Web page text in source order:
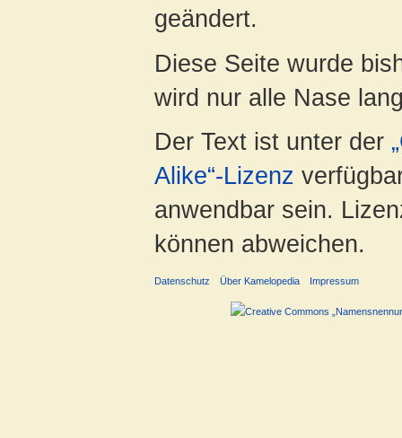
geändert.
Diese Seite wurde
wird nur alle Nase
Der Text ist unter der
Alike“-Lizenz
anwendbar sein.
können abweichen.
Datenschutz Über Kamelopedia Impressum